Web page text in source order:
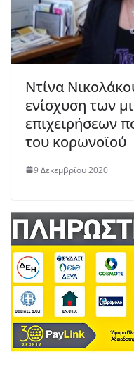
Ντίνα
ενίσχυση των
επιχειρήσεων
του κορωνοϊού
9 Δεκεμβρίου 2020